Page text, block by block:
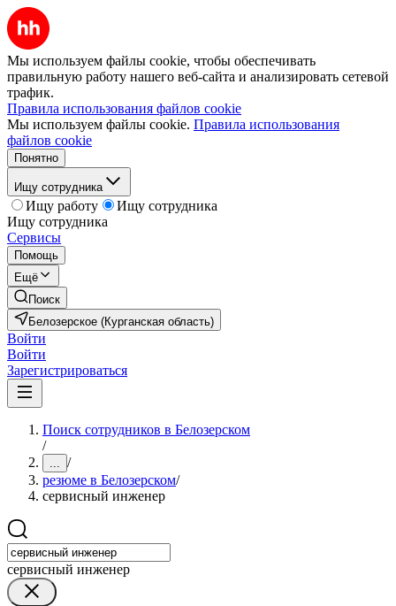
Мы используем файлы cookie, чтобы обеспечивать
правильную работу нашего веб-сайта и анализировать сетевой
трафик.
Правила использования файлов cookie
Мы используем файлы cookie. Правила использования
файлов cookie
Понятно
Ищу сотрудника
Ищу работу
Ищу сотрудника
Ищу сотрудника
Сервисы
Помощь
Ещё
Поиск
Белозерское (Курганская область)
Войти
Войти
Зарегистрироваться
Поиск сотрудников в Белозерском
/
... /
резюме в Белозерском/
сервисный инженер
сервисный инженер